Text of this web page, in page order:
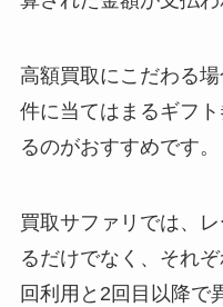
高額買取にこだわる
件に当てはまるギフ
るのがおすすめです。
買取サファリでは、
るだけでなく、それ
回利用と2回目以降で